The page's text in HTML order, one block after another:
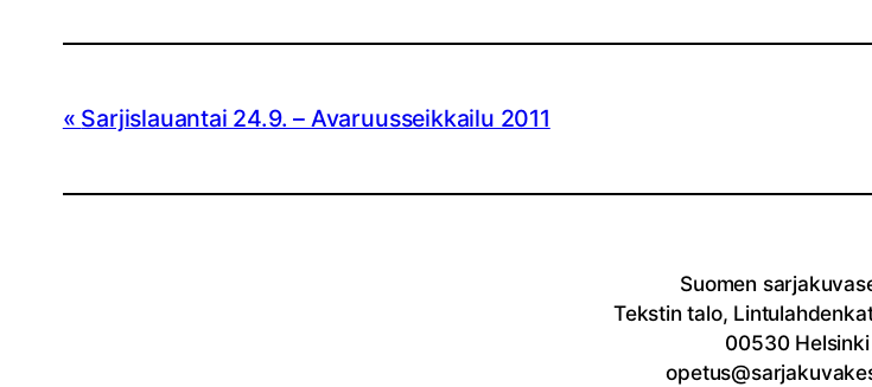
Sarjislauantai 24.9. – Avaruusseikkailu 2011
Suomen
Tekstin talo,
00530 Helsinki